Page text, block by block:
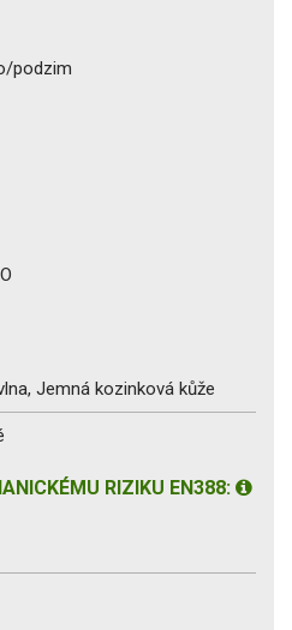
podzim
Jemná kozinková kůže
RIZIKU EN388: